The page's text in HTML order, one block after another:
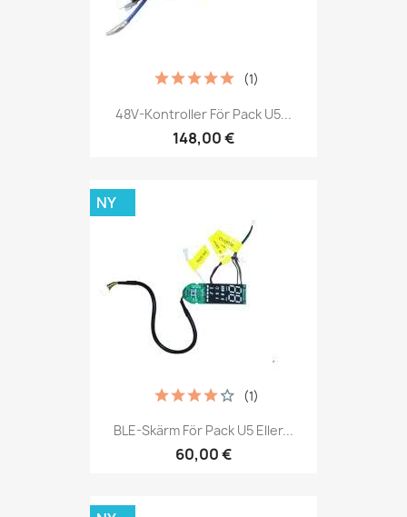
48V-Kontroller För Pack U5...
148,00 €
(1)
BLE-Skärm För Pack U5 Eller...
60,00 €
(1)
NY